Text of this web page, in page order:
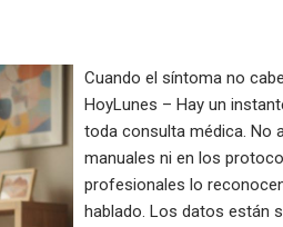
Cuando el síntoma no
HoyLunes – Hay un
toda consulta médica. No
manuales ni en los
profesionales lo
hablado. Los datos están